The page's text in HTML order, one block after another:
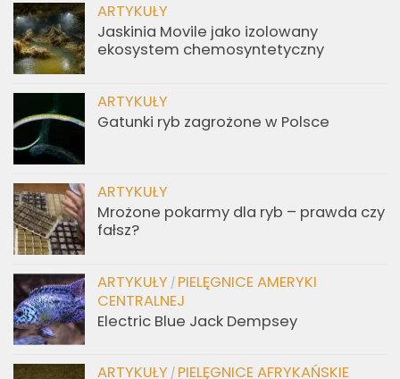
ARTYKUŁY
Jaskinia Movile jako izolowany
ekosystem chemosyntetyczny
ARTYKUŁY
Gatunki ryb zagrożone w Polsce
ARTYKUŁY
Mrożone pokarmy dla ryb – prawda czy
fałsz?
ARTYKUŁY / PIELĘGNICE AMERYKI
CENTRALNEJ
Electric Blue Jack Dempsey
ARTYKUŁY / PIELĘGNICE AFRYKAŃSKIE